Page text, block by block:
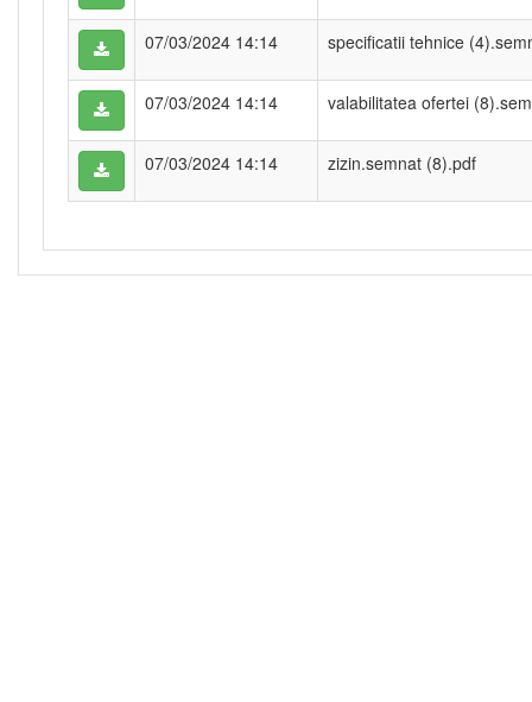
07/03/2024 14:14 specificatii tehnice
07/03/2024 14:14 valabilitatea ofertei
07/03/2024 14:14 zizin.semnat (8).pdf